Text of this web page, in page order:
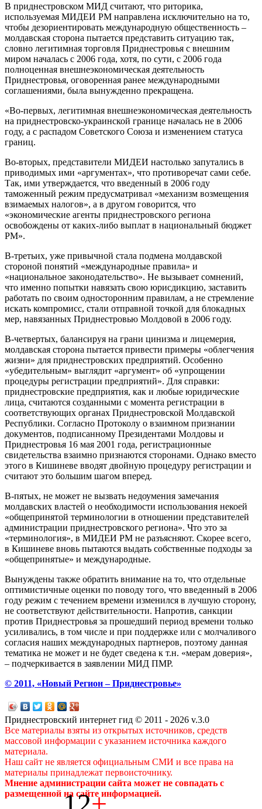
В приднестровском МИД считают, что риторика,
используемая МИДЕИ РМ направлена исключительно на то,
чтобы дезориентировать международную общественность –
молдавская сторона пытается представить ситуацию так,
словно легитимная торговля Приднестровья с внешним
миром началась с 2006 года, хотя, по сути, с 2006 года
полноценная внешнеэкономическая деятельность
Приднестровья, оговоренная ранее международными
соглашениями, была вынужденно прекращена.
«Во-первых, легитимная внешнеэкономическая деятельность
на приднестровско-украинской границе началась не в 2006
году, а с распадом Советского Союза и изменением статуса
границ.
Во-вторых, представители МИДЕИ настолько запутались в
приводимых ими «аргументах», что противоречат сами себе.
Так, ими утверждается, что введенный в 2006 году
таможенный режим предусматривал «механизм возмещения
взимаемых налогов», а в другом говорится, что
«экономические агенты приднестровского региона
освобождены от каких-либо выплат в национальный бюджет
РМ».
В-третьих, уже привычной стала подмена молдавской
стороной понятий «международные правила» и
«национальное законодательство». Не вызывает сомнений,
что именно попытки навязать свою юрисдикцию, заставить
работать по своим односторонним правилам, а не стремление
искать компромисс, стали отправной точкой для блокадных
мер, навязанных Приднестровью Молдовой в 2006 году.
В-четвертых, балансируя на грани цинизма и лицемерия,
молдавская сторона пытается привести примеры «облегчения
жизни» для приднестровских предприятий. Особенно
«убедительным» выглядит «аргумент» об «упрощении
процедуры регистрации предприятий». Для справки:
приднестровские предприятия, как и любые юридические
лица, считаются созданными с момента регистрации в
соответствующих органах Приднестровской Молдавской
Республики. Согласно Протоколу о взаимном признании
документов, подписанному Президентами Молдовы и
Приднестровья 16 мая 2001 года, регистрационные
свидетельства взаимно признаются сторонами. Однако вместо
этого в Кишиневе вводят двойную процедуру регистрации и
считают это большим шагом вперед.
В-пятых, не может не вызвать недоумения замечания
молдавских властей о необходимости использования некоей
«общепринятой терминологии в отношении представителей
администрации приднестровского региона». Что это за
«терминология», в МИДЕИ РМ не разъясняют. Скорее всего,
в Кишиневе вновь пытаются выдать собственные подходы за
«общепринятые» и международные.
Вынуждены также обратить внимание на то, что отдельные
оптимистичные оценки по поводу того, что введенный в 2006
году режим с течением времени изменился в лучшую сторону,
не соответствуют действительности. Напротив, санкции
против Приднестровья за прошедший период времени только
усиливались, в том числе и при поддержке или с молчаливого
согласия наших международных партнеров, поэтому данная
тематика не может и не будет сведена к т.н. «мерам доверия»,
– подчеркивается в заявлении МИД ПМР.
© 2011, «Новый Регион – Приднестровье»
Приднестровский интернет гид © 2011 - 2026 v.3.0
Все материалы взяты из открытых источников, средств
массовой информации с указанием источника каждого
материала.
Наш сайт не является официальным СМИ и все права на
материалы принадлежат первоисточнику.
Мнение администрации сайта может не совпадать с
размещенной на сайте информацией.